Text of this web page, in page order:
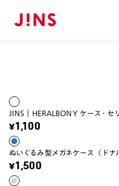
JINS｜HERALBONY ケース・セ
¥1,100
ぬいぐるみ型メガネケース（ドナ
¥1,500